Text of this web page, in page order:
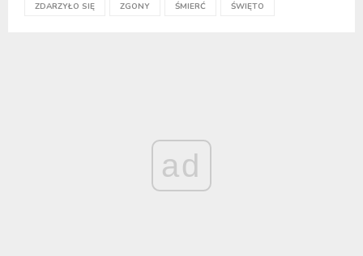
ZDARZYŁO SIĘ ZGONY ŚMIERĆ ŚWIĘTO
ad